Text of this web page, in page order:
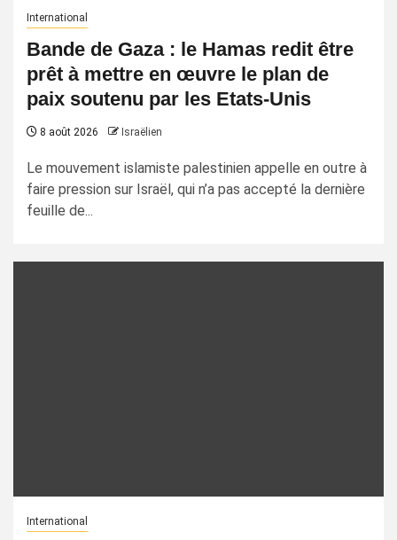
International
Bande de Gaza : le Hamas redit être
prêt à mettre en œuvre le plan de
paix soutenu par les Etats-Unis
8 août 2026 Israëlien
Le mouvement islamiste palestinien appelle en outre à
faire pression sur Israël, qui n’a pas accepté la dernière
feuille de...
International